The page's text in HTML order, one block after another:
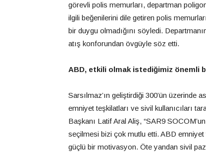
görevli polis memurları, departman
ilgili beğenilerini dile getiren polis
bir duygu olmadığını söyledi.
atış konforundan övgüyle söz etti.
ABD, etkili olmak istediğimiz önemli
Sarsılmaz’ın geliştirdiği 300’ün üzerinde
emniyet teşkilatları ve sivil kullanıcıları
Başkanı Latif Aral Aliş, “SAR9
seçilmesi bizi çok mutlu etti. ABD emniyet
güçlü bir motivasyon. Öte yandan sivil